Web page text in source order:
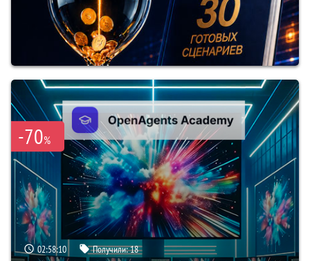
-70%
02:58:09 Получили:18